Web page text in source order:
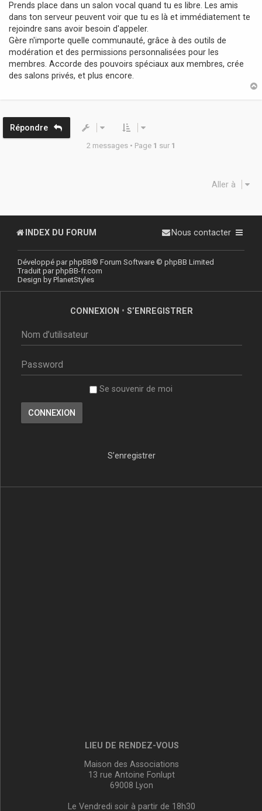
Prends place dans un salon vocal quand tu es libre. Les amis
dans ton serveur peuvent voir que tu es là et immédiatement te
rejoindre sans avoir besoin d'appeler.
Gère n'importe quelle communauté, grâce à des outils de
modération et des permissions personnalisées pour les
membres. Accorde des pouvoirs spéciaux aux membres, crée
des salons privés, et plus encore.
Répondre
2 messages • Page 1 sur 1
Aller à
INDEX DU FORUM Nous contacter
Développé parphpBB® Forum Software © phpBB Limited
Traduit parphpBB-fr.com
Design by PlanetStyles
CONNEXION • S’ENREGISTRER
Se souvenir de moi
S’enregistrer
LIEU DE RENDEZ-VOUS
Maison des Associations
13 rue Antoine Fonlupt
69008 Lyon
Le Vendredi soir à partir de 18h30